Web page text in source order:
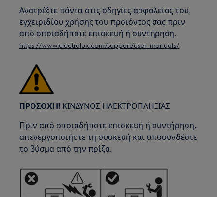
Ανατρέξτε πάντα στις οδηγίες ασφαλείας του
εγχειριδίου χρήσης του προϊόντος σας πριν
από οποιαδήποτε επισκευή ή συντήρηση.
https://www.electrolux.com/support/user-manuals/
ΠΡΟΣΟΧΗ! ΚΙΝΔΥΝΟΣ ΗΛΕΚΤΡΟΠΛΗΞΙΑΣ
Πριν από οποιαδήποτε επισκευή ή συντήρηση,
απενεργοποιήστε τη συσκευή και αποσυνδέστε
το βύσμα από την πρίζα.